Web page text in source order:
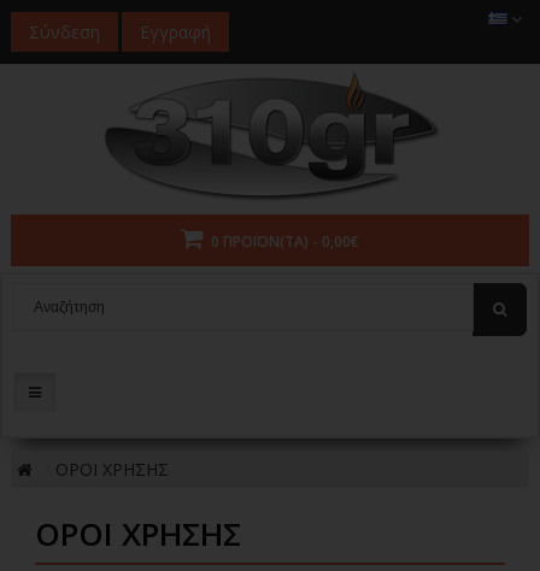
Σύνδεση Εγγραφή
0 ΠΡΟΪΌΝ(ΤΑ) - 0,00€
ΟΡΟΙ ΧΡΗΣΗΣ
ΟΡΟΙ ΧΡΗΣΗΣ